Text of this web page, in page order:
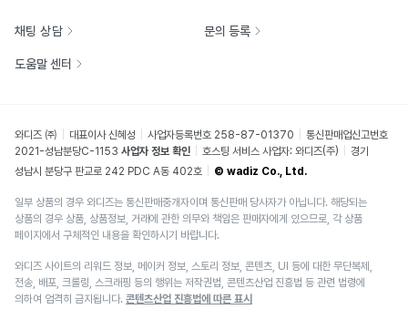
채팅 상담 문의 등록
도움말 센터
와디즈 ㈜ 대표이사 신혜성 사업자등록번호 258-87-01370
통신판매업신고번호
2021-성남분당C-1153 사업자 정보 확인 호스팅 서비스 사업자: 와디즈(주)
경기
성남시 분당구 판교로 242 PDC A동 402호
© wadiz Co., Ltd.
일부 상품의 경우 와디즈는 통신판매중개자이며 통신판매 당사자가 아닙니다. 해당되는
상품의 경우 상품, 상품정보, 거래에 관한 의무와 책임은 판매자에게 있으므로, 각 상품
페이지에서 구체적인 내용을 확인하시기 바랍니다.
와디즈 사이트의 리워드 정보, 메이커 정보, 스토리 정보, 콘텐츠, UI 등에 대한 무단복제,
전송, 배포, 크롤링, 스크래핑 등의 행위는 저작권법, 콘텐츠산업 진흥법 등 관련 법령에
의하여 엄격히 금지됩니다. 콘텐츠산업 진흥법에 따른 표시